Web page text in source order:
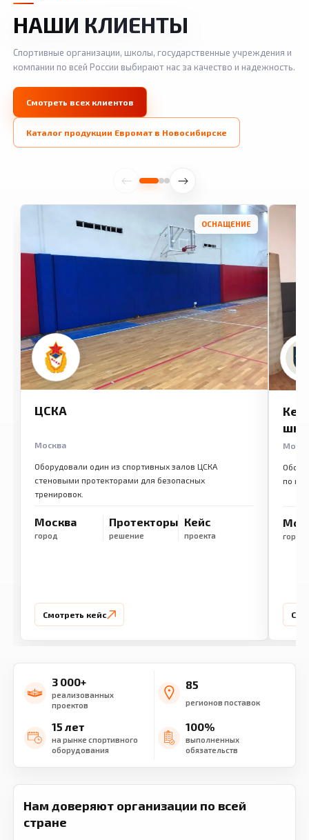
НАШИ КЛИЕНТЫ
Спортивные организации, школы, государственные учреждения и
компании по всей России выбирают нас за качество и надежность.
Смотреть всех клиентов
Каталог продукции Евромат в Новосибирске
ОСНАЩЕНИЕ
ЦСКА
Москва
Оборудовали один из спортивных залов ЦСКА
стеновыми протекторами для безопасных
тренировок.
Москва
город
Протекторы
решение
Кейс
проекта
Смотреть кейс
по
город
3 000+
реализованных
проектов
85
регионов поставок
15 лет
на рынке спортивного
оборудования
100%
выполненных
обязательств
Нам доверяют организации по всей
стране